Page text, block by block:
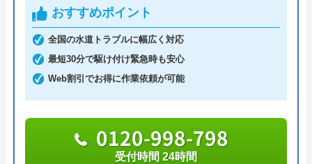
んので、悪徳業者によくある高額請求の被害に遭う
ことはないでしょう。また、何かあったときに使え
るクーリングオフを採用しているところも安心で
す。見積もり・キャンセル料は無料ですし、相見積
もりをする際にも利用したい業者です。
0120-002-513
受付時間 24時間
おすすめポイント
全国の水道トラブルに幅広く対応
最短30分で駆け付け緊急時も安心
Web割引でお得に作業依頼が可能
0120-998-798
受付時間 24時間